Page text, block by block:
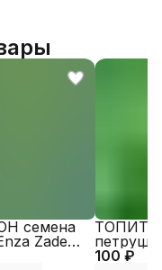
семена
Zaden |
100 ₽
ТОПИТ
Zaden |